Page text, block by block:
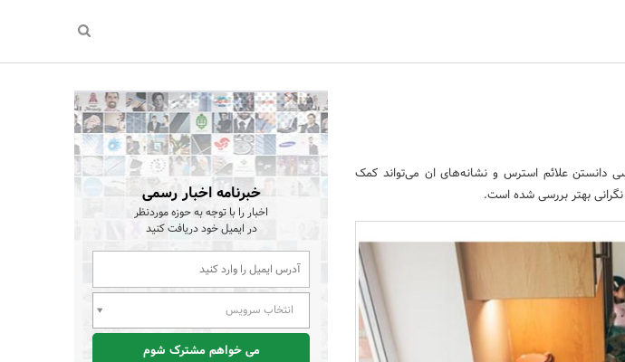
دانستن علائم استرس و نشانه‌های ان می‌تواند کمک
بهتر بررسی شده است.
خبرنامه اخبار رسمی
اخبار را با توجه به حوزه موردنظر
در ایمیل خود دریافت کنید
انتخاب سرویس
می خواهم مشترک شوم